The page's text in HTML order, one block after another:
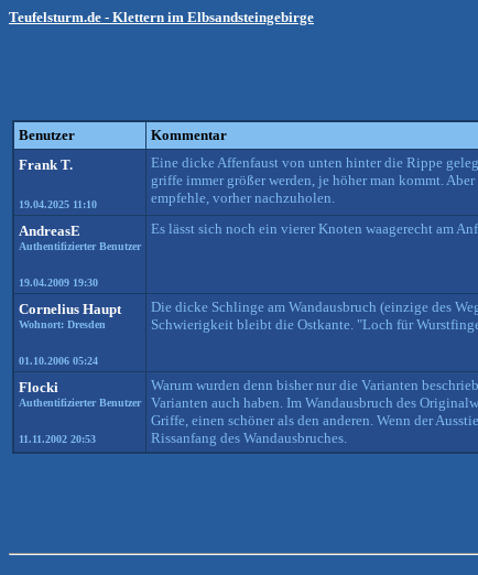
Teufelsturm.de - Klettern im Elbsandsteingebirge
Benutzer Kommentar
Frank T.
19.04.2025 11:10
Eine dicke Affenfaust von unten hinter die Rippe
griffe immer größer werden, je höher man kommt.
empfehle, vorher nachzuholen.
AndreasE
Authentifizierter Benutzer
19.04.2009 19:30
Es lässt sich noch ein vierer Knoten waagerecht am
Cornelius Haupt
Wohnort: Dresden
01.10.2006 05:24
Die dicke Schlinge am Wandausbruch (einzige des
Schwierigkeit bleibt die Ostkante. "Loch für
Flocki
Authentifizierter Benutzer
11.11.2002 20:53
Warum wurden denn bisher nur die Varianten
Varianten auch haben. Im Wandausbruch des
Griffe, einen schöner als den anderen. Wenn der
Rissanfang des Wandausbruches.